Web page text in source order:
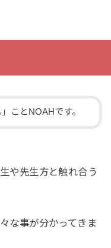
ことNOAHです。
や先生方と触れ合う
な事が分かってきま